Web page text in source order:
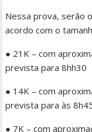
Nessa prova, serão
acordo com o
● 21K – com
prevista para 8hh30
● 14K – com
prevista para às
● 7K – com